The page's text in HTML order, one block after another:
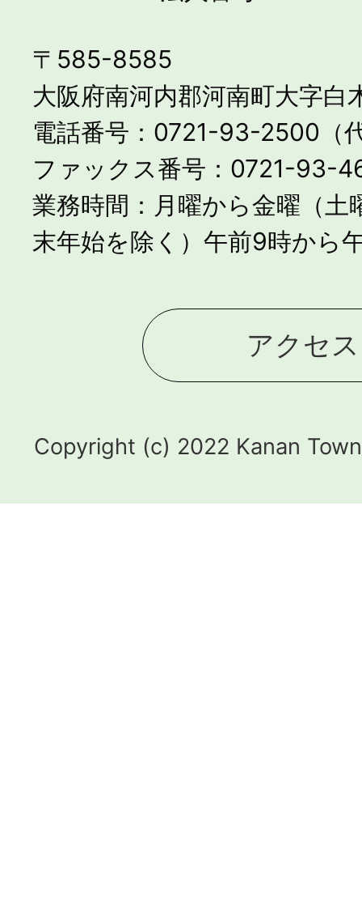
〒585-8585
大阪府南河内郡河南町大字白
電話番号：0721-93-2500（
ファックス番号：0721-93-
業務時間：月曜から金曜（土
末年始を除く）午前9時から
アクセス
Copyright (c) 2022 Kanan